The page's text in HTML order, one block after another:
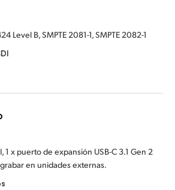
Level B, SMPTE 2081-1, SMPTE 2082-1
1 x puerto de expansión USB-C 3.1 Gen 2
en unidades externas.